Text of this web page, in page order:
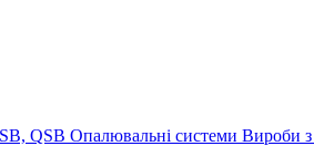
QSB Опалювальні системи Вироби з